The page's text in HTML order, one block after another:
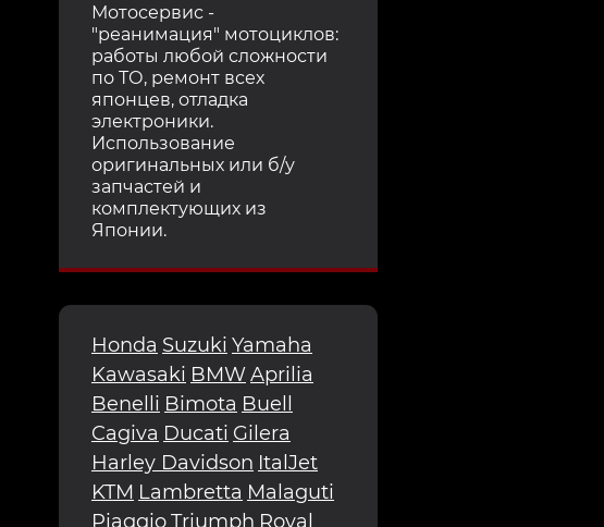
Мотосервис -
"реанимация" мотоциклов:
работы любой сложности
по ТО, ремонт всех
японцев, отладка
электроники.
Использование
оригинальных или б/у
запчастей и
комплектующих из
Японии.
Honda Suzuki Yamaha
Kawasaki BMWAprilia
Benelli Bimota Buell
Cagiva Ducati Gilera
Harley Davidson ItalJet
KTM Lambretta Malaguti
PiaggioTriumph Royal